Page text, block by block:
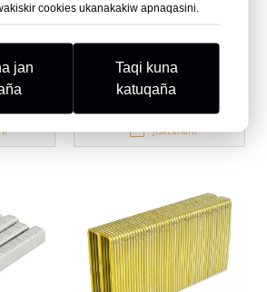
U
10.5 Calibre 1-1/4' Papel
Colatado Púas Cercado
Grapas
Jiskt’añani
cookies ukanakakiw apnaqasini.
jan
Taqi kuna
katuqaña